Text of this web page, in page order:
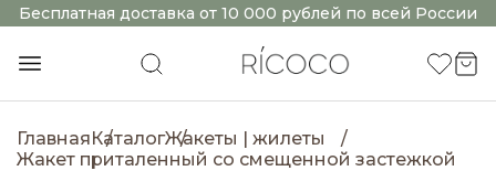
Бесплатная доставка от 10 000 рублей по всей России
ГлавнаяКаталогЖакеты | жилеты
Жакет приталенный со смещенной застежкой